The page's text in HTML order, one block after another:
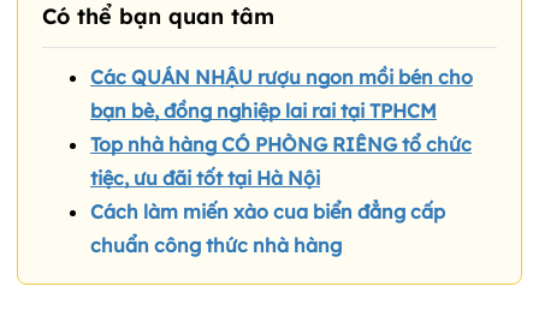
Có thể bạn quan tâm
Các QUÁN NHẬU rượu ngon mồi bén cho
bạn bè, đồng nghiệp lai rai tại TPHCM
Top nhà hàng CÓ PHÒNG RIÊNG tổ chức
tiệc, ưu đãi tốt tại Hà Nội
Cách làm miến xào cua biển đẳng cấp
chuẩn công thức nhà hàng